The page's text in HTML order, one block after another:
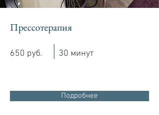
Прессотерапия
650 руб. 30 минут
Подробнее